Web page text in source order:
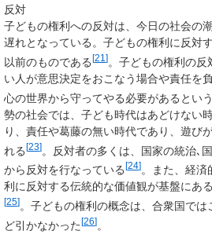
反対
子どもの権利への反対は、今日の社会の
遅れとなっている。子どもの権利に反対
以前のものである [21 ] 。子どもの権利の
い人が意思決定をおこなう場合や責任を
心の世界から守ってやる必要があるとい
勢の社会では、子ども時代はあどけない
り、責任や葛藤の無い時代であり、遊び
れる[23]。反対者の多くは、国家の統治､
から反対を行なっている [24] 。また、経済
利に反対する伝統的な価値観が基盤にあ
[25]。子どもの権利の概念は、合衆国で
ど引かなかった[26]。